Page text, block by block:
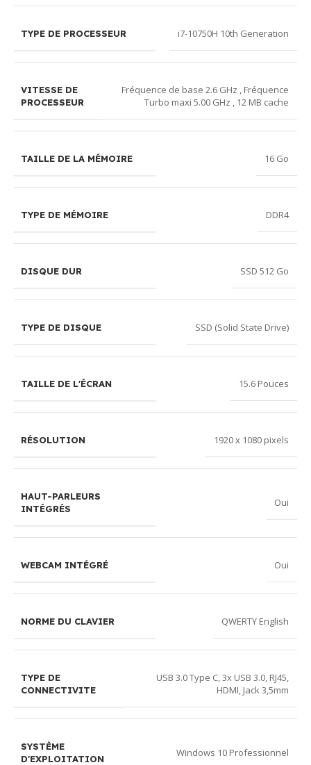
TYPE DE PROCESSEUR i7-10750H 10th Generation
VITESSE DE
PROCESSEUR
Fréquence de base 2.6 GHz , Fréquence
Turbo maxi 5.00 GHz , 12 MB cache
TAILLE DE LA MÉMOIRE 16 Go
TYPE DE MÉMOIRE DDR4
DISQUE DUR SSD 512 Go
TYPE DE DISQUE SSD (Solid State Drive)
TAILLE DE L'ÉCRAN 15.6 Pouces
RÉSOLUTION 1920 x 1080 pixels
HAUT-PARLEURS
INTÉGRÉS
Oui
WEBCAM INTÉGRÉ Oui
NORME DU CLAVIER QWERTY English
TYPE DE
CONNECTIVITE
USB 3.0 Type C, 3x USB 3.0, RJ45,
HDMI, Jack 3,5mm
SYSTÈME
D'EXPLOITATION
Windows 10 Professionnel